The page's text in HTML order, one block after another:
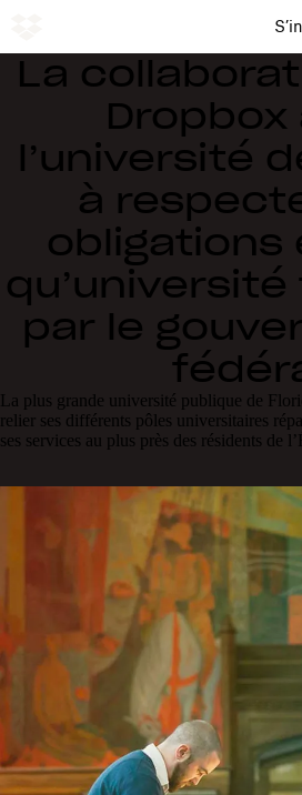
La
Dropbox
l’université
à
obligations
par le
La plus grande université publique de
relier ses différents pôles universitaires
ses services au plus près des résidents de